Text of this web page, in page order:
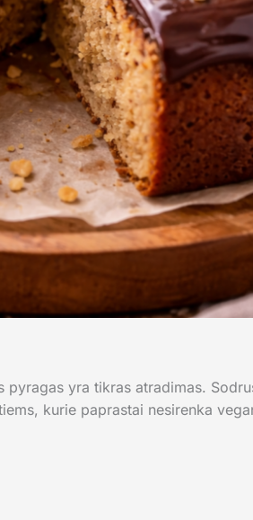
yra tikras atradimas.
kurie paprastai nesirenka